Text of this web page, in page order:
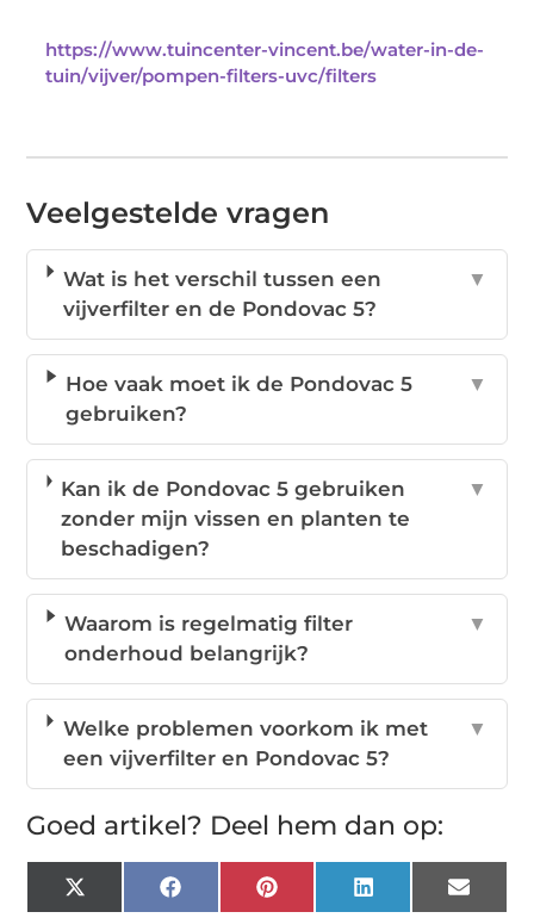
https://www.tuincenter-vincent.be/water-in-de-
tuin/vijver/pompen-filters-uvc/filters
Veelgestelde vragen
Wat is het verschil tussen een
vijverfilter en de Pondovac 5?
▼
Hoe vaak moet ik de Pondovac 5
gebruiken?
▼
Kan ik de Pondovac 5 gebruiken
zonder mijn vissen en planten te
beschadigen?
▼
Waarom is regelmatig filter
onderhoud belangrijk?
▼
Welke problemen voorkom ik met
een vijverfilter en Pondovac 5?
▼
Goed artikel? Deel hem dan op:
X
FacebookPinterestLinkedInEmail